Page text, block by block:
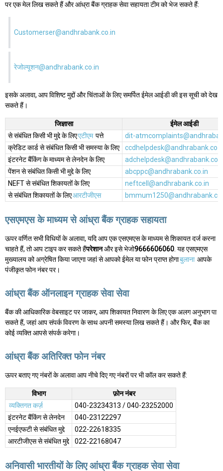
पर एक मेल लिख सकते हैं और आंध्रा बैंक ग्राहक सेवा सहायता टीम को भेज सकते हैं:
Customerser@andhrabank.co.in
रेजोल्यूशन@andhrabank.co.in
इसके अलावा, आप विशिष्ट मुद्दों और चिंताओं के लिए समर्पित ईमेल आईडी की इस सूची को देख
सकते हैं।
जिज्ञासा
ईमेल आईडी
से संबंधित किसी भी मुद्दे के लिएएटीएम पत्ते
dit-
क्रेडिट कार्ड से संबंधित किसी भी समस्या के लिए
इंटरनेट बैंकिंग के माध्यम से लेनदेन के लिए
पेंशन से संबंधित किसी भी मुद्दे के लिए
abcppc@andhrabank.co.in
NEFT से संबंधित शिकायतों के लिए
neftcell@andhrabank.co.in
से संबंधित शिकायतों के लिएआरटीजीएस
एसएमएस के माध्यम से आंध्रा बैंक ग्राहक सहायता
ऊपर वर्णित सभी विधियों के अलावा, यदि आप एक एसएमएस के माध्यम से शिकायत दर्ज करना
चाहते हैं, तो आप टाइप कर सकते हैंपरेशानऔर इसे भेजो9666606060 . यह एसएमएस
मुख्यालय को अग्रेषित किया जाएगा जहां से आपको ईमेल या फोन प्राप्त होगाबुलाना आपके
पंजीकृत फोन नंबर पर।
आंध्रा बैंक ऑनलाइन ग्राहक सेवा सेवा
बैंक की आधिकारिक वेबसाइट पर जाकर, आप शिकायत निवारण के लिए एक अलग अनुभाग पा
सकते हैं, जहां आप संपर्क विवरण के साथ अपनी समस्या लिख सकते हैं। और फिर, बैंक का
कोई व्यक्ति आपसे संपर्क करेगा।
आंध्रा बैंक अतिरिक्त फोन नंबर
ऊपर बताए गए नंबरों के अलावा आप नीचे दिए गए नंबरों पर भी कॉल कर सकते हैं:
विभाग
फ़ोन नंबर
व्यक्तिगत कर्ज़
040-23234313 / 040-23252000
इंटरनेट बैंकिंग से लेनदेन
040-23122297
एनईएफटी से संबंधित मुद्दे
022-22618335
आरटीजीएस से संबंधित मुद्दे
022-22168047
अनिवासी भारतीयों के लिए आंध्रा बैंक ग्राहक सेवा सेवा